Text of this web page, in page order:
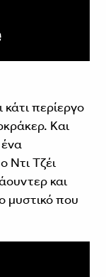
περίεργο
Και
Ντι Τζέι
και
μυστικό που